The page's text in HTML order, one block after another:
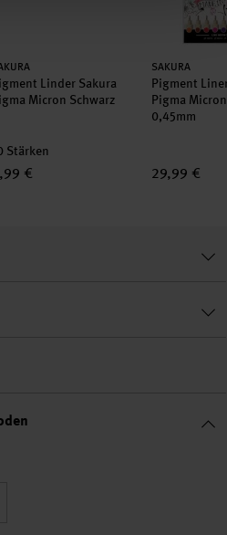
Linder Sakura
Micron Schwarz
Stärken
€
Hersteller:
SAKURA
Pigment
Pigma
0,45mm
29,99 €